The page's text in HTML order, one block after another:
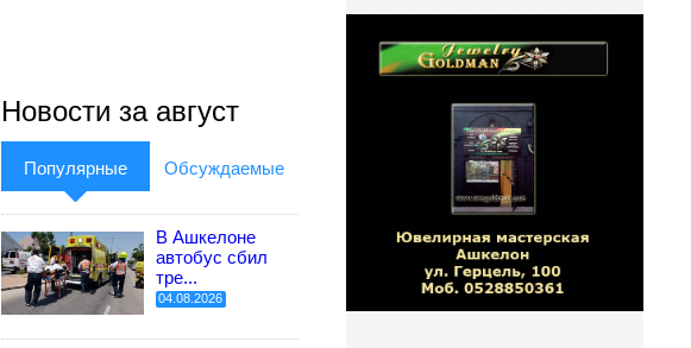
Новости за август
Популярные Обсуждаемые
В Ашкелоне
автобус сбил
тре...
04.08.2026